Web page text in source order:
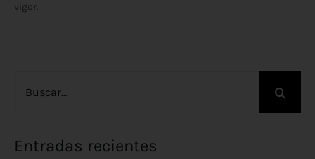
vigor.
Entradas recientes